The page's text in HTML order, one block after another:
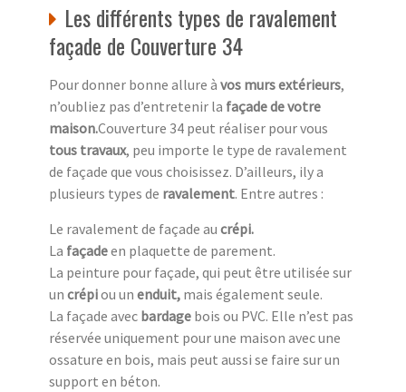
Les différents types de ravalement
façade de Couverture 34
Pour donner bonne allure à vos murs extérieurs,
n’oubliez pas d’entretenir la façade de votre
maison.Couverture 34 peut réaliser pour vous
tous travaux, peu importe le type de ravalement
de façade que vous choisissez. D’ailleurs, ily a
plusieurs types de ravalement. Entre autres :
Le ravalement de façade au crépi.
La façadeen plaquette de parement.
La peinture pour façade, qui peut être utilisée sur
un crépiou un enduit, mais également seule.
La façade avec bardage bois ou PVC. Elle n’est pas
réservée uniquement pour une maison avec une
ossature en bois, mais peut aussi se faire sur un
support en béton.